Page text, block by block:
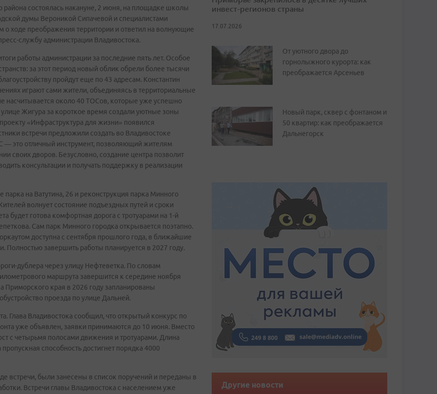
состоялась накануне, 2 июня, на площадке школы
думы Вероникой Сипачевой и специалистами
ходе преображения территории и ответил на волнующие
службу администрации Владивостока.
работы администрации за последние пять лет. Особое
за этот период новый облик обрели более тысячи
пройдут еще по 43 адресам. Константин
играют сами жители, объединяясь в территориальные
около 40 ТОСов, которые уже успешно
Жигура за короткое время создали уютные зоны
«Инфраструктура для жизни» появился
встречи предложили создать во Владивостоке
это отличный инструмент, позволяющий жителям
своих дворов. Безусловно, создание центра позволит
консультации и получать поддержку в реализации
на Ватутина, 26 и реконструкция парка Минного
волнует состояние подъездных путей и сроки
будет готова комфортная дорога с тротуарами на 1-й
Сам парк Минного городка открывается поэтапно.
доступна с сентября прошлого года, в ближайшие
Полностью завершить работы планируется в 2027 году.
дублера через улицу Нефтеветка. По словам
маршрута завершится к середине ноября
Приморского края в 2026 году запланированы
проезда по улице Дальней.
Глава Владивостока сообщил, что открытый конкурс по
уже объявлен, заявки принимаются до 10 июня. Вместо
с четырьмя полосами движения и тротуарами. Длина
способность достигнет порядка 4000
встречи, были занесены в список поручений и переданы в
Встречи главы Владивостока с населением уже
инвест-регионов страны
17.07.2026
От уютного двора до
горнолыжного курорта: как
преображается Арсеньев
Новый парк, сквер с фонтаном и
50 квартир: как преображается
Дальнегорск
Другие новости